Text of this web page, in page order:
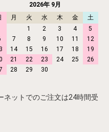
2026年 9月
月 火 水 木 金
土
1
2 3 4
5
7 8 9 10 11
12
14 15 16 17 18
19
21 22 23 24 25
26
28 29 30
ネットでのご注文は24時間受